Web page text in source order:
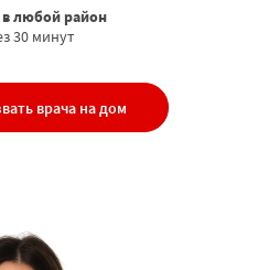
любой район
30 минут
врача на дом